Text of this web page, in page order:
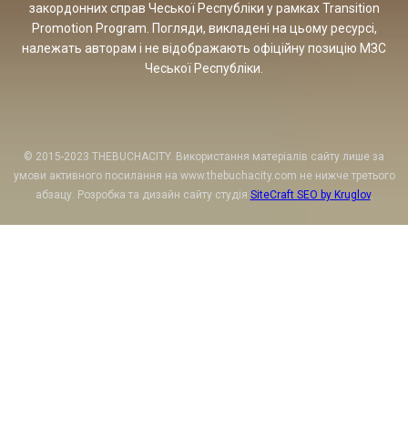
закордонних справ Чеської Республіки у рамках Transition
Promotion Program. Погляди, викладені на цьому ресурсі,
належать авторам і не відображають офіційну позицію МЗС
Чеської Республіки.
© 2015-2023 THEBUCHACITY. Використання матеріалів сайту лише за
умови активного посилання на www.thebuchacity.com не нижче третього
абзацу. Розробка та дизайн сайту студія SiteCraft SEO by Kruglov.